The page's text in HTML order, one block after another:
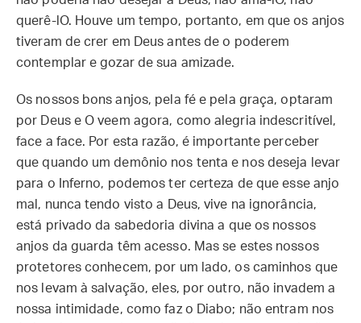
querê-lO. Houve um tempo, portanto, em que os anjos
tiveram de crer em Deus antes de o poderem
contemplar e gozar de sua amizade.
Os nossos bons anjos, pela fé e pela graça, optaram
por Deus e O veem agora, como alegria indescritível,
face a face. Por esta razão, é importante perceber
que quando um demônio nos tenta e nos deseja levar
para o Inferno, podemos ter certeza de que esse anjo
mal, nunca tendo visto a Deus, vive na ignorância,
está privado da sabedoria divina a que os nossos
anjos da guarda têm acesso. Mas se estes nossos
protetores conhecem, por um lado, os caminhos que
nos levam à salvação, eles, por outro, não invadem a
nossa intimidade, como faz o Diabo; não entram nos